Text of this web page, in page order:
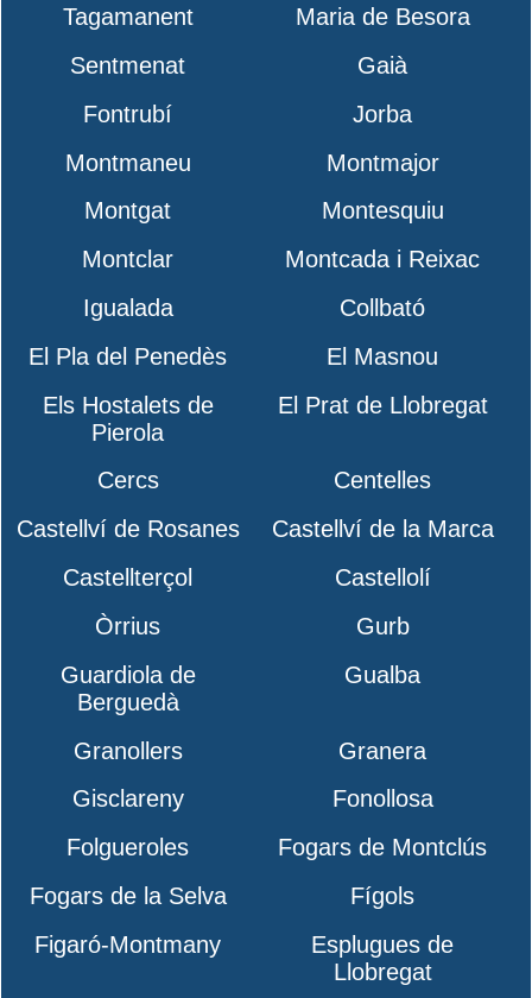
Tagamanent
Maria de Besora
Sentmenat
Gaià
Fontrubí
Jorba
Montmaneu
Montmajor
Montgat
Montesquiu
Montclar
Montcada i Reixac
Igualada
Collbató
El Pla del Penedès
El Masnou
Els Hostalets de
Pierola
El Prat de Llobregat
Cercs
Centelles
Castellví de Rosanes
Castellví de la Marca
Castellterçol
Castellolí
Òrrius
Gurb
Guardiola de
Berguedà
Gualba
Granollers
Granera
Gisclareny
Fonollosa
Folgueroles
Fogars de Montclús
Fogars de la Selva
Fígols
Figaró-Montmany
Esplugues de
Llobregat